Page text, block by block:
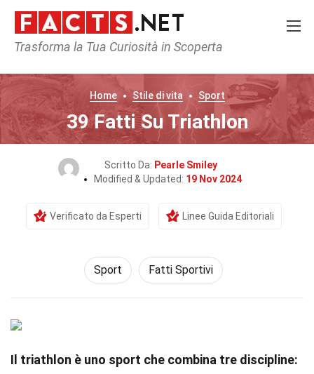
Trasforma la Tua Curiosità in Scoperta
Home Stile di vita Sport
39 Fatti Su Triathlon
Scritto Da: Pearle Smiley
Modified & Updated: 19 Nov 2024
Verificato da Esperti Linee Guida Editoriali
Sport Fatti Sportivi
Il triathlon è uno sport che combina tre discipline: